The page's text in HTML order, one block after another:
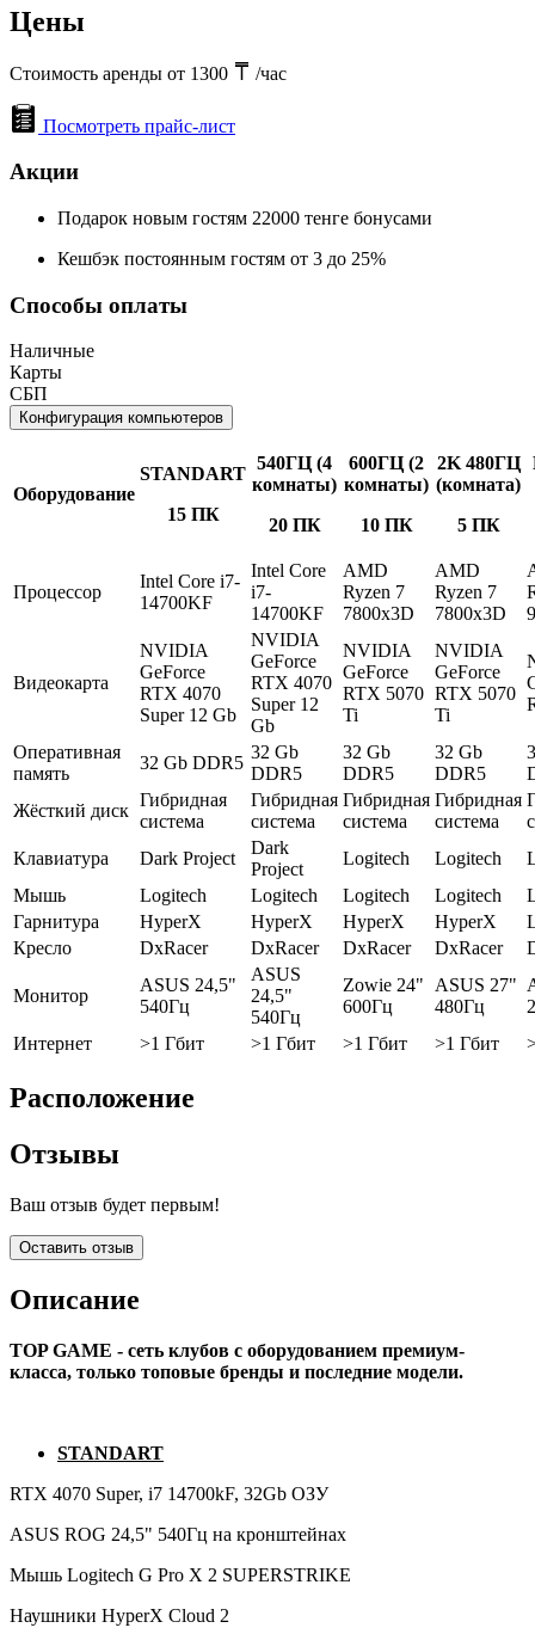
Цены
Стоимость аренды от 1300 /час
Посмотреть прайс-лист
Акции
Подарок новым гостям 22000 тенге бонусами
Кешбэк постоянным гостям от 3 до 25%
Способы оплаты
Наличные
Карты
СБП
Конфигурация компьютеров
Оборудование
STANDART
15 ПК
540ГЦ (4
комнаты)
20 ПК
600ГЦ (2
комнаты)
10 ПК
2K 480ГЦ
(комната)
5 ПК
Процессор
Intel Core i7-
14700KF
Intel Core
i7-
14700KF
AMD
Ryzen 7
7800x3D
AMD
Ryzen 7
7800x3D
Видеокарта
NVIDIA
GeForce
RTX 4070
Super 12 Gb
NVIDIA
GeForce
RTX 4070
Super 12
Gb
NVIDIA
GeForce
RTX 5070
Ti
NVIDIA
GeForce
RTX 5070
Ti
Оперативная
память
32 Gb DDR5
32 Gb
DDR5
32 Gb
DDR5
32 Gb
DDR5
Жёсткий диск
Гибридная
система
Гибридная
система
Гибридная
система
Гибридная
система
Клавиатура
Dark Project
Dark
Project
Logitech Logitech
Мышь
Logitech Logitech Logitech Logitech
Гарнитура
HyperX HyperX HyperX HyperX
Кресло
DxRacer DxRacer DxRacer DxRacer
Монитор
ASUS 24,5"
540Гц
ASUS
24,5"
540Гц
Zowie 24"
600Гц
ASUS 27"
480Гц
Интернет
>1 Гбит >1 Гбит >1 Гбит >1 Гбит
Расположение
Отзывы
Ваш отзыв будет первым!
Оставить отзыв
Описание
TOP GAME - сеть клубов с оборудованием премиум-
класса, только топовые бренды и последние модели.
STANDART
RTX 4070 Super, i7 14700kF, 32Gb ОЗУ
ASUS ROG 24,5" 540Гц на кронштейнах
Мышь Logitech G Pro X 2 SUPERSTRIKE
Наушники HyperX Cloud 2